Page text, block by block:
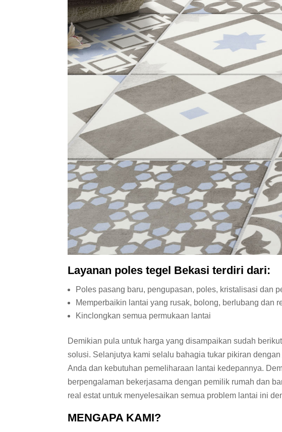
Layanan polestegel Bekasi terdiri dari:
Poles pasang baru, pengupasan, poles, kristalisasi dan
Memperbaikin lantai yang rusak, bolong, berlubang dan
Kinclongkan semua permukaan lantai
Demikian pula untuk harga yang disampaikan sudah
solusi. Selanjutya kami selalu bahagia tukar pikiran
Anda dan kebutuhan pemeliharaan lantai kedepannya.
berpengalaman bekerjasama dengan pemilik rumah dan
real estat untuk menyelesaikan semua problem lantai ini
MENGAPA KAMI?